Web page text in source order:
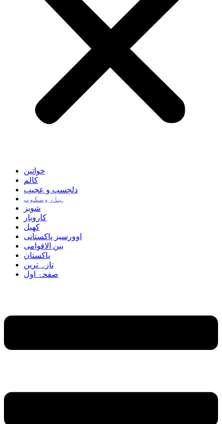
خواتین
کالم
دلچسپ و عجیب
ہاروسکوپ
شوبز
کاروبار
کھیل
اوورسیز پاکستانی
بین الاقوامی
پاکستان
تازہ ترین
صفحۂ اول